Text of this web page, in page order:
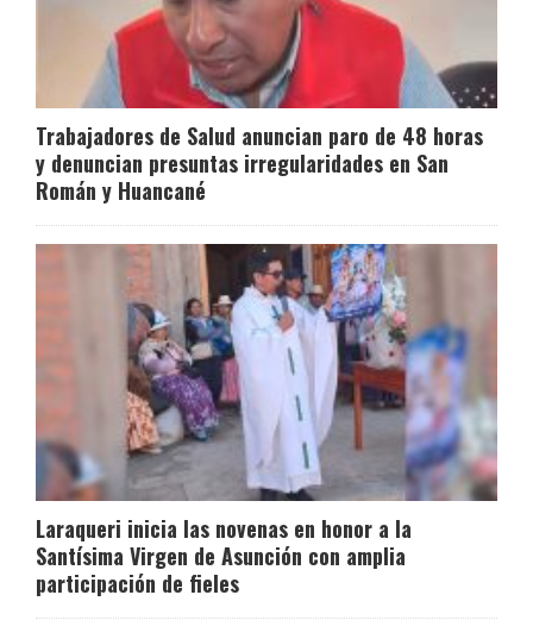
Trabajadores de Salud anuncian paro de 48 horas
y denuncian presuntas irregularidades en San
Román y Huancané
Laraqueri inicia las novenas en honor a la
Santísima Virgen de Asunción con amplia
participación de fieles